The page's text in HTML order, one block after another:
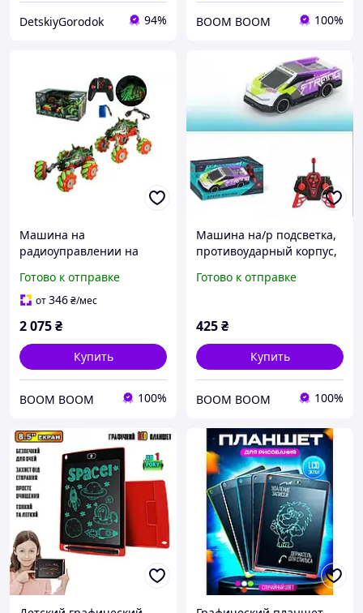
DetskiyGorodok 94% BOOM BOOM 100%
Машина на
радиоуправлении на
A-Toys (333-ZD2304)
Готово к отправке
от346₴/мес
2 075₴
Купить
BOOM BOOM 100%
Машина на/р подсветка,
противоударный корпус,
27 MHZ, масштаб 1:18, на
Готово к отправке
425₴
Купить
BOOM BOOM 100%